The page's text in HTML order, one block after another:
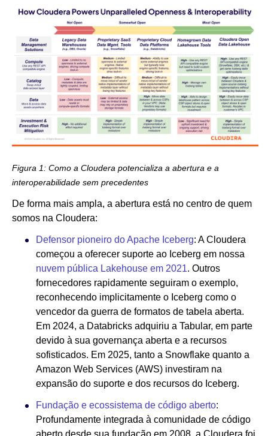
Figura 1: Como a Cloudera potencializa a abertura e a
interoperabilidade sem precedentes
De forma mais ampla, a abertura está no centro de quem
somos na Cloudera:
Defensor pioneiro do Apache Iceberg: A Cloudera
começou a oferecer suporte ao Iceberg em nossa
nuvem pública Lakehouse em 2021. Outros
fornecedores rapidamente seguiram o exemplo,
reconhecendo implicitamente o Iceberg como o
vencedor da guerra de formatos de tabela aberta.
Em 2024, a Databricks adquiriu a Tabular, em parte
devido à sua governança aberta e a recursos
sofisticados. Em 2025, tanto a Snowflake quanto a
Amazon Web Services (AWS) investiram na
expansão do suporte e dos recursos do Iceberg.
Fundação e ecossistema de código aberto:
Profundamente integrada à comunidade de código